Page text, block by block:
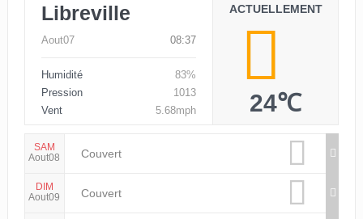
Libreville
Aout07 08:37
Humidité
83%
Pression
1013
Vent
5.68mph
ACTUELLEMENT
24℃
SAM
Aout08
Couvert
DIM
Aout09
Couvert